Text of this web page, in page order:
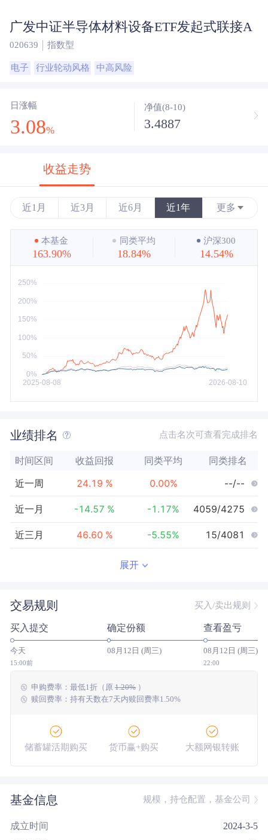
广发中证半导体材料设备ETF发起式联接A
020639 指数型
电子 行业轮动风格 中高风险
日涨幅
3.08%
净值(8-10)
3.4887
收益走势
近1月 近3月 近6月 近1年 更多
近3年
近5年
最大
本基金
163.90%
同类平均
18.84%
沪深300
14.54%
业绩排名 点击名次可查看完成排名
时间区间 收益回报 同类平均 同类排名
近一周 24.19 % 0.00% --/--
近一月 -14.57 % -1.17% 4059/4275
近三月 46.60 % -5.55% 15/4081
近三年 --/--
近五年 -- 0.00% --/--
今年以来 16/3837
成立以来 248.87%
展开
交易规则 买入/卖出规则
买入提交
今天
15:00前
确定份额
08月12日 (周三)
查看盈亏
08月12日 (周三)
22:00
申购费率： 最低1折（原 1.20%）
赎回费率：持有天数在7天内赎回费率1.50%
储蓄罐活期购买 货币赢+购买 大额网银转账
基金信息 规模，持仓配置，基金公司
成立时间 2024-3-5